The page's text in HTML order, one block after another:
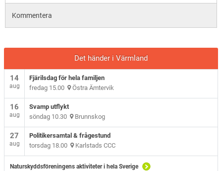
Kommentera
Det händer i Värmland
14
aug
Fjärilsdag för hela familjen
fredag 15.00 Östra Ämtervik
16
aug
Svamp utflykt
söndag 10.30 Brunnskog
27
aug
Politikersamtal & frågestund
torsdag 18.00 Karlstads CCC
Naturskyddsföreningens aktiviteter i hela Sverige